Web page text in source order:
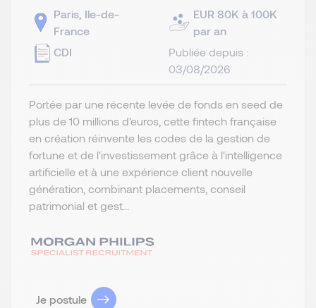
Paris, Ile-de-
France
CDI
EUR 80K à 100K
par an
Publiée depuis :
03/08/2026
Portée par une récente levée de fonds en seed de
plus de 10 millions d'euros, cette fintech française
en création réinvente les codes de la gestion de
fortune et de l'investissement grâce à l'intelligence
artificielle et à une expérience client nouvelle
génération, combinant placements, conseil
patrimonial et gest...
Je postule